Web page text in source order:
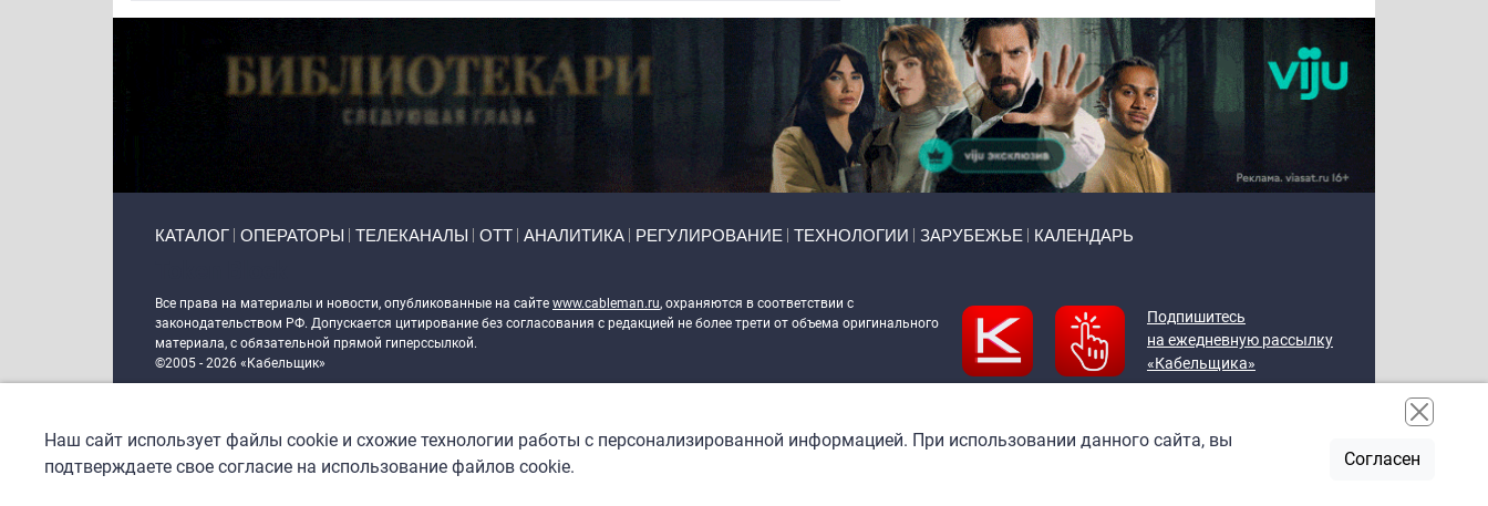
КАТАЛОГ ОПЕРАТОРЫ ТЕЛЕКАНАЛЫ ОТТ АНАЛИТИКА РЕГУЛИРОВАНИЕ ТЕХНОЛОГИИ ЗАРУБЕЖЬЕ КАЛЕНДАРЬ
Все права на материалы и новости, опубликованные на сайте www.cableman.ru, охраняются в соответствии с
законодательством РФ. Допускается цитирование без согласования с редакцией не более трети от объема оригинального
материала, с обязательной прямой гиперссылкой.
©2005 - 2026 «Кабельщик»
DrupalCoder — поддержка сайта c 2017 года
Подпишитесь
на ежедневную рассылку
«Кабельщика»
Наш сайт использует файлы cookie и схожие технологии работы с персонализированной информацией. При использовании данного сайта, вы
подтверждаете свое согласие на использование файлов cookie.
Согласен